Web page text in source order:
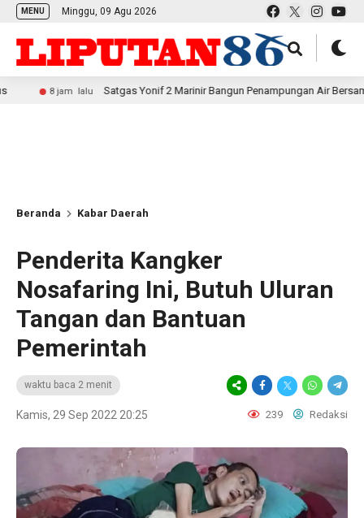
MENU Minggu, 09 Agu 2026
jam lalu Satgas Yonif 2 Marinir Bangun Penampungan Air Bersama
Beranda Kabar Daerah
Penderita Kangker
Nosafaring Ini, Butuh Uluran
Tangan dan Bantuan
Pemerintah
waktu baca 2 menit
Kamis, 29 Sep 2022 20:25 239 Redaksi